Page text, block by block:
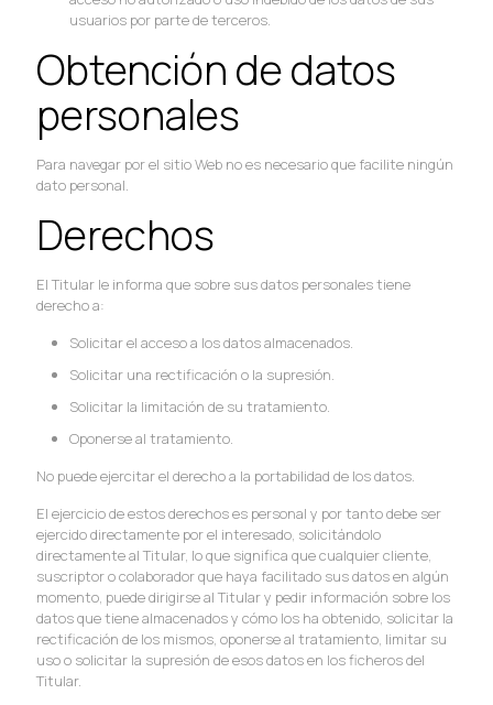
usuarios por parte de terceros.
Obtención de datos
personales
Para navegar por el sitio Web no es necesario que facilite ningún
dato personal.
Derechos
El Titular le informa que sobre sus datos personales tiene
derecho a:
Solicitar el acceso a los datos almacenados.
Solicitar una rectificación o la supresión.
Solicitar la limitación de su tratamiento.
Oponerse al tratamiento.
No puede ejercitar el derecho a la portabilidad de los datos.
El ejercicio de estos derechos es personal y por tanto debe ser
ejercido directamente por el interesado, solicitándolo
directamente al Titular, lo que significa que cualquier cliente,
suscriptor o colaborador que haya facilitado sus datos en algún
momento, puede dirigirse al Titular y pedir información sobre los
datos que tiene almacenados y cómo los ha obtenido, solicitar la
rectificación de los mismos, oponerse al tratamiento, limitar su
uso o solicitar la supresión de esos datos en los ficheros del
Titular.